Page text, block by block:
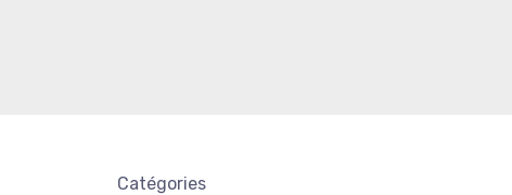
Catégories